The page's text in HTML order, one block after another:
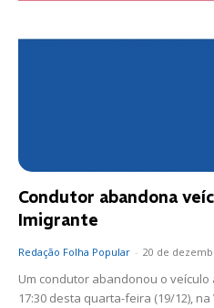
Condutor abandona
Imigrante
Redação Folha Popular - 20 de
Um condutor abandonou o
17:30 desta quarta-feira (19/12), na